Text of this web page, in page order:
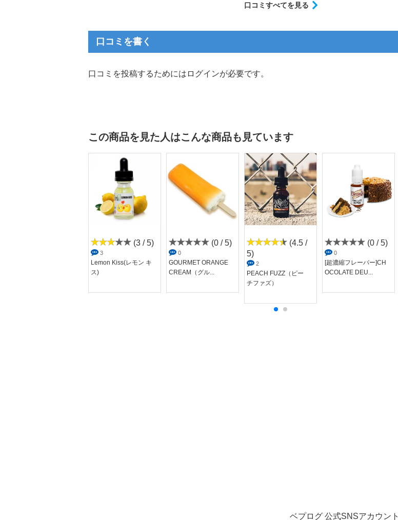
口コミすべてを見る
口コミを書く
口コミを投稿するためにはログインが必要です。
この商品を見た人はこんな商品も見ています
(3 / 5)
3
Lemon Kiss(レモン キ
ス)
(0 / 5)
0
GOURMET ORANGE
CREAM（グル...
(4.5 /
5)
2
PEACH FUZZ（ピー
チファズ）
(0 / 5)
0
[超濃縮フレーバー]CH
OCOLATE DEU...
ベプログ 公式SNSアカウント